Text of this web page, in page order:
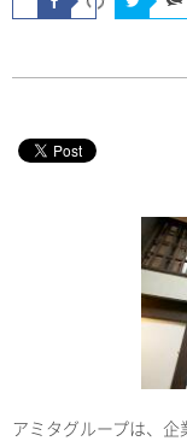
アミタグループは、